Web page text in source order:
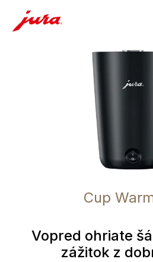
Cup
Vopred ohriate
zážitok z